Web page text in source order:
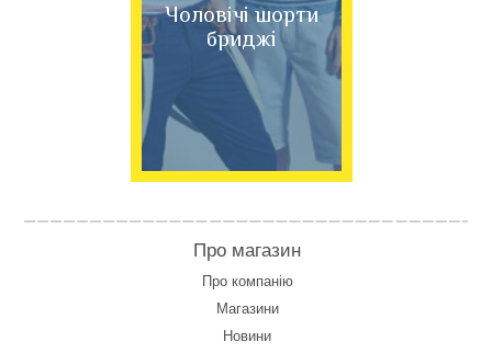
Чоловічі шорти
бриджі
Про магазин
Про компанію
Магазини
Новини